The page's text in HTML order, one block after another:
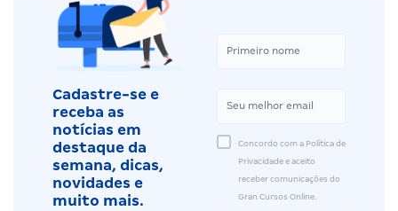
Cadastre-se e
receba as
notícias em
destaque da
semana, dicas,
novidades e
muito mais.
Concordo com a Política de
Privacidade e aceito
receber comunicações do
Gran Cursos Online.